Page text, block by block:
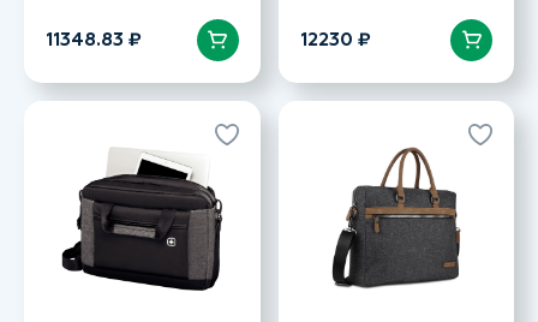
11348.83 ₽В корзину 12230 ₽В корзину
Портфель для ноутбука 16
WENGER Underground,
черный/серый, полиэстер,
43 x 9 x 31 см, 9 л
Артикул 73352
12990 ₽
Портфель мужской
BUGATTI Luce 16, серый,
полиэстер, 40х8х31,5 см
Артикул 49650249
13250 ₽